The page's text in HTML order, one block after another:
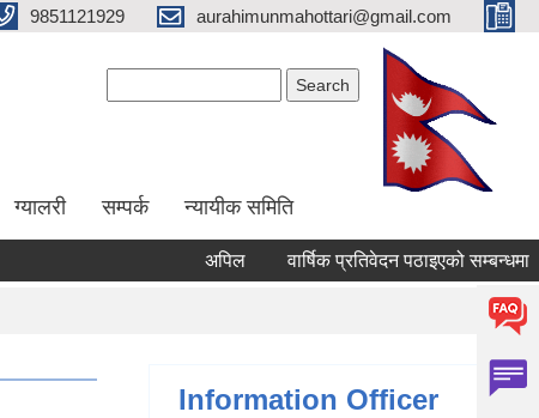
9851121929 aurahimunmahottari@gmail.com
ग्यालरी सम्पर्क न्यायीक समिति
वार्षिक प्रतिवेदन पठाइएको सम्बन्धमा ।
Information Officer